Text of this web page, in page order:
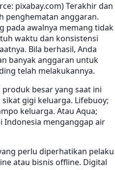
pixabay.com) Terakhir dan
penghematan anggaran.
pada awalnya memang tidak
waktu dan konsistensi
Bila berhasil, Anda
banyak anggaran untuk
telah melakukannya.
besar yang saat ini
gigi keluarga. Lifebuoy;
keluarga. Atau Aqua;
Indonesia menganggap air
perlu diperhatikan pelaku
atau bisnis offline. Digital